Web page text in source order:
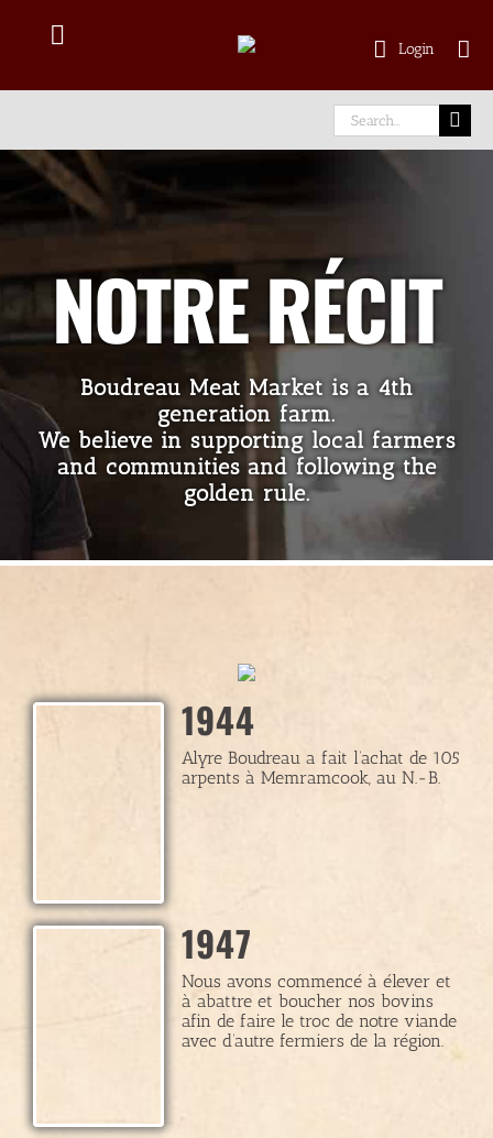
Toggle
Navigation
Commandes en ligne
Delivery Area
Notre viande
Facebook
instagram
Login
Search
for:
NOTRE RÉCIT
Boudreau Meat Market is a 4th
generation farm.
We believe in supporting local farmers
and communities and following the
golden rule.
1944
Alyre Boudreau a fait l’achat de 105
arpents à Memramcook, au N.-B.
1947
Nous avons commencé à élever et
à abattre et boucher nos bovins
afin de faire le troc de notre viande
avec d’autre fermiers de la région.